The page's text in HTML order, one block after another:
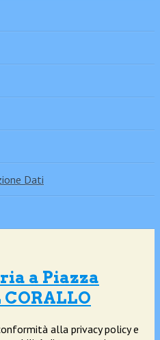
Dati
a Piazza
alla privacy policy e